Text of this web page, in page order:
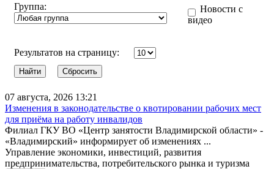
Группа:
Новости с
видео
Результатов на страницу:
07 августа, 2026 13:21
Изменения в законодательстве о квотировании рабочих мест
для приёма на работу инвалидов
Филиал ГКУ ВО «Центр занятости Владимирской области» -
«Владимирский» информирует об изменениях ...
Управление экономики, инвестиций, развития
предпринимательства, потребительского рынка и туризма